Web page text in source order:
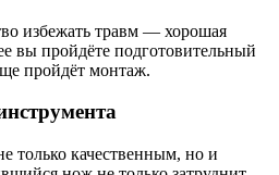
избежать травм — хорошая
вы пройдёте подготовительный
пройдёт монтаж.
только качественным, но и